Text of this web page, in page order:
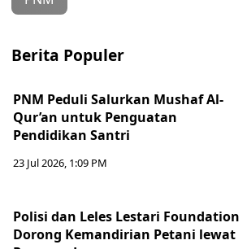
Berita Populer
PNM Peduli Salurkan Mushaf Al-
Qur’an untuk Penguatan
Pendidikan Santri
23 Jul 2026, 1:09 PM
Polisi dan Leles Lestari Foundation
Dorong Kemandirian Petani lewat